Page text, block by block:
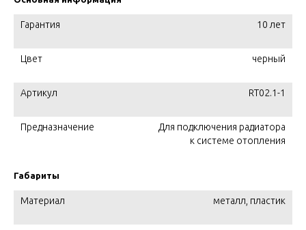
Гарантия 10 лет
Цвет черный
Артикул RT02.1-1
Предназначение
Для подключения радиатора
к системе отопления
Габариты
Материал металл, пластик